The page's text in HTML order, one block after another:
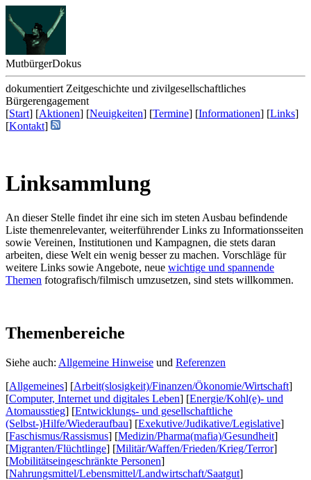
MutbürgerDokus
dokumentiert Zeitgeschichte und zivilgesellschaftliches
Bürgerengagement
[Start] [Aktionen] [Neuigkeiten] [Termine] [Informationen] [Links]
[Kontakt]
Linksammlung
An dieser Stelle findet ihr eine sich im steten Ausbau befindende
Liste themenrelevanter, weiterführender Links zu Informationsseiten
sowie Vereinen, Institutionen und Kampagnen, die stets daran
arbeiten, diese Welt ein wenig besser zu machen. Vorschläge für
weitere Links sowie Angebote, neue wichtige und spannende
Themen fotografisch/filmisch umzusetzen, sind stets willkommen.
Themenbereiche
Siehe auch: Allgemeine Hinweise und Referenzen
[Allgemeines] [Arbeit(slosigkeit)/Finanzen/Ökonomie/Wirtschaft]
[Computer, Internet und digitales Leben] [Energie/Kohl(e)- und
Atomausstieg] [Entwicklungs- und gesellschaftliche
(Selbst-)Hilfe/Wiederaufbau] [Exekutive/Judikative/Legislative]
[Faschismus/Rassismus] [Medizin/Pharma(mafia)/Gesundheit]
[Migranten/Flüchtlinge] [Militär/Waffen/Frieden/Krieg/Terror]
[Mobilitätseingeschränkte Personen]
[Nahrungsmittel/Lebensmittel/Landwirtschaft/Saatgut]